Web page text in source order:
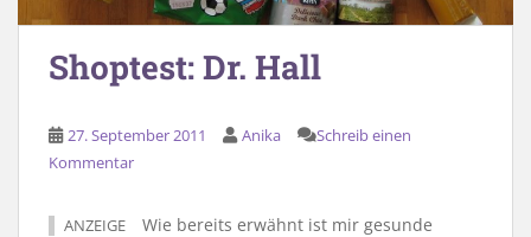
Shoptest: Dr. Hall
27. September 2011 Anika
Schreib einen
Kommentar
ANZEIGE
Wie bereits erwähnt ist mir gesunde